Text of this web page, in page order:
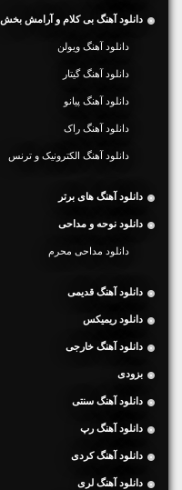
دانلود آهنگ بی کلام و آرامش بخش
دانلود آهنگ ویولن
دانلود آهنگ گیتار
دانلود آهنگ پیانو
دانلود آهنگ راک
دانلود آهنگ الکترونیک و ترنس
دانلود آهنگ های برتر
دانلود نوحه و مداحی
دانلود مداحی محرم
دانلود آهنگ قدیمی
دانلود ریمیکس
دانلود آهنگ خارجی
بزودی
دانلود آهنگ سنتی
دانلود آهنگ رپ
دانلود آهنگ کردی
دانلود آهنگ لری